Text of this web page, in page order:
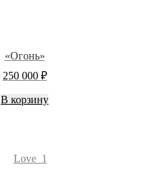
«Огонь»
250 000 ₽
В корзину